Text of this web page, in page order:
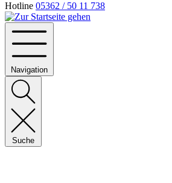
Hotline 05362 / 50 11 738
Navigation
Suche